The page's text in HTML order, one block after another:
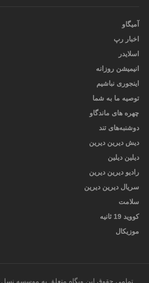
آمیگاو
اخبار رپ
اسلایدر
انیمیشن روزانه
اینجوری نباشیم
توصیه ما به شما
چهره های ماندگاو
دوشنبه‌های تند
دیش دیرین دیرین
دیلین دیلین
رادیو دیرین دیرین
سریال دیرین دیرین
سلامت
کووید 19 ثانیه
موزیکال
تمامی حقوق این وبگاه متعلق به موسسه نسل